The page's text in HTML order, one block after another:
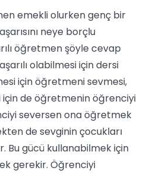
emekli olurken genç bir
neye borçlu
öğretmen şöyle cevap
olabilmesi için dersi
için öğretmeni sevmesi,
de öğretmenin öğrenciyi
seversen ona öğretmek
de sevginin çocukları
Bu gücü kullanabilmek için
gerekir. Öğrenciyi